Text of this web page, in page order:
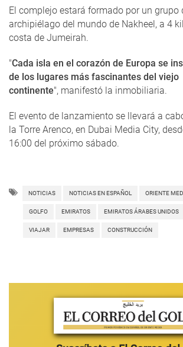
El complejo estará formado por un grupo
archipiélago del mundo de Nakheel, a 4
costa de Jumeirah.
"Cada isla en el corazón de Europa se
de los lugares más fascinantes del viejo
continente", manifestó la inmobiliaria.
El evento de lanzamiento se llevará a
la Torre Arenco, en Dubai Media City,
16:00 del próximo sábado.
NOTICIAS NOTICIAS EN ESPAÑOL ORIENTE
GOLFO EMIRATOS EMIRATOS ÁRABES UNIDOS
VIAJAR EMPRESAS CONSTRUCCIÓN